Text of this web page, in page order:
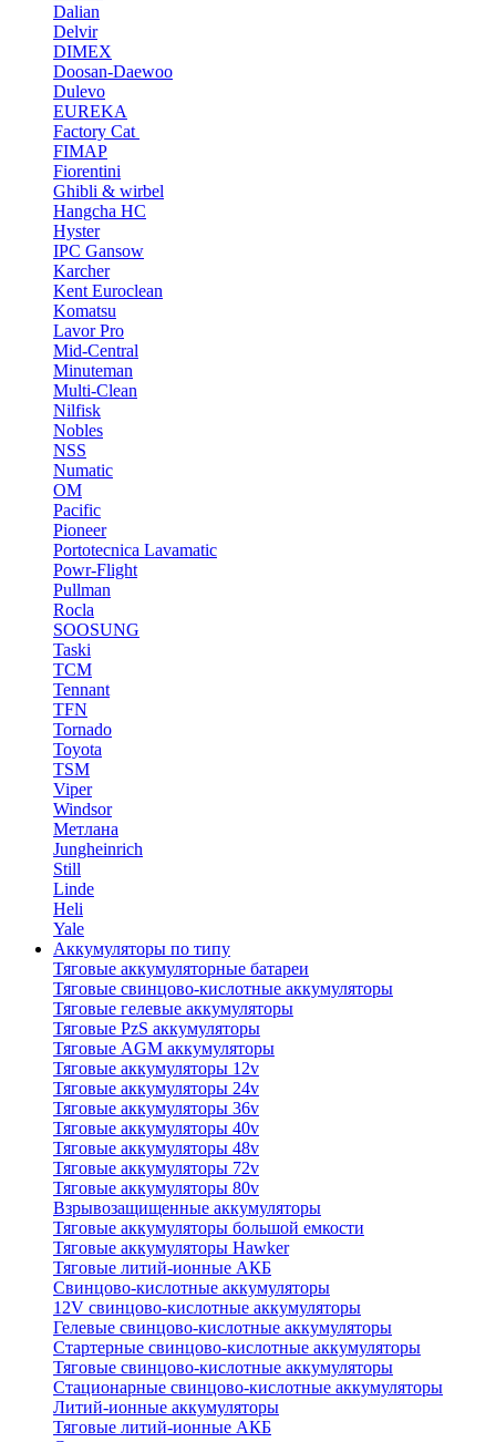
Dalian
Delvir
DIMEX
Doosan-Daewoo
Dulevo
EUREKA
Factory Cat
FIMAP
Fiorentini
Ghibli & wirbel
Hangcha HC
Hyster
IPC Gansow
Karcher
Kent Euroclean
Komatsu
Lavor Pro
Mid-Central
Minuteman
Multi-Clean
Nilfisk
Nobles
NSS
Numatic
OM
Pacific
Pioneer
Portotecnica Lavamatic
Powr-Flight
Pullman
Rocla
SOOSUNG
Taski
TCM
Tennant
TFN
Tornado
Toyota
TSM
Viper
Windsor
Метлана
Jungheinrich
Still
Linde
Heli
Yale
Аккумуляторы по типу
Тяговые аккумуляторные батареи
Тяговые свинцово-кислотные аккумуляторы
Тяговые гелевые аккумуляторы
Тяговые PzS аккумуляторы
Тяговые AGM аккумуляторы
Тяговые аккумуляторы 12v
Тяговые аккумуляторы 24v
Тяговые аккумуляторы 36v
Тяговые аккумуляторы 40v
Тяговые аккумуляторы 48v
Тяговые аккумуляторы 72v
Тяговые аккумуляторы 80v
Взрывозащищенные аккумуляторы
Тяговые аккумуляторы большой емкости
Тяговые аккумуляторы Hawker
Тяговые литий-ионные АКБ
Свинцово-кислотные аккумуляторы
12V свинцово-кислотные аккумуляторы
Гелевые свинцово-кислотные аккумуляторы
Стартерные свинцово-кислотные аккумуляторы
Тяговые свинцово-кислотные аккумуляторы
Стационарные свинцово-кислотные аккумуляторы
Литий-ионные аккумуляторы
Тяговые литий-ионные АКБ